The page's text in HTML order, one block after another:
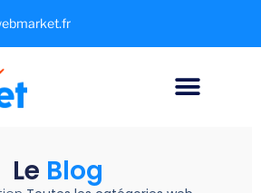
Le Blog